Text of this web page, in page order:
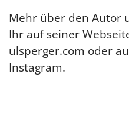
Mehr über den Autor
Ihr auf seiner
ulsperger.com oder
Instagram.